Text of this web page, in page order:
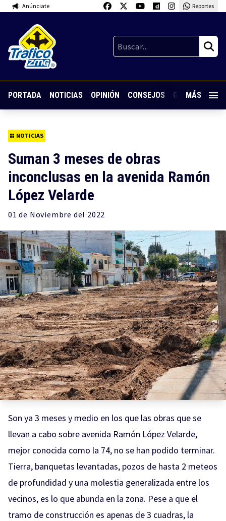
Anúnciate Reportes
PORTADA NOTICIAS OPINIÓN CONSEJOS GUARDIA
MÁS
NOTICIAS
Suman 3 meses de obras
inconclusas en la avenida Ramón
López Velarde
01 de Noviembre del 2022
Son ya 3 meses y medio en los que las obras que se
llevan a cabo sobre avenida Ramón López Velarde,
mejor conocida como la 74, no se han podido terminar.
Tierra, banquetas levantadas, pozos de hasta 2 meteos
de profundidad y una molestia generalizada entre los
vecinos, es lo que abunda en la zona. Pese a que el
tramo de construcción es apenas de 3 cuadras, la